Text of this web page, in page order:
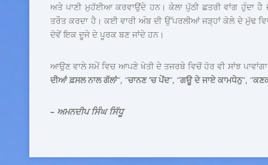
ਅਤੇ ਪਾਣੀ ਮੁਹੱਈਆ ਕਰਵਾਉਂਦੇ ਹਨ। ਕੇਲਾ ਪੁੱਠੀ ਛਤਰੀ ਵਾਂਗ ਹੁੰਦਾ
ਤਰੌਤ ਕਰਦਾ ਹੈ। ਕਈ ਵਾਰੀ ਅੰਬ ਦੀ ਉੱਪਰਲੀਆਂ ਜੜ੍ਹਾਂ ਕੇਲੇ ਦੇ ਮੁੱਢ
ਦੋਵੇਂ ਇਕ ਦੂਜੇ ਦੇ ਪੂਰਕ ਬਣ ਜਾਂਦੇ ਹਨ।
ਆਉਣ ਵਾਲੇ ਸਮੇਂ ਵਿਚ ਆਪਣੇ ਖੇਤੀ ਦੇ ਤਜਰਬੇ ਵਿਚੋਂ ਹੋਰ ਵੀ ਸਾਂਝ ਪਾਵਾਂਗਾ
ਦੀਆਂ ਫ਼ਸਲ ਨਾਲ ਗੱਲਾਂ“, “ਚਾਨਣ ‘ਚ ਪੇਂਦ“, “ਗਊ ਦੇ ਜਾਏ ਕਾਮਧੇਨੁ“, “
– ਅਮਨਦੀਪ ਸਿੰਘ ਸਿੱਧੂ